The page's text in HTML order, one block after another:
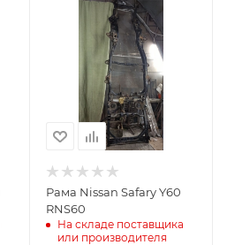
Рама Nissan Safary Y60
RNS60
На складе поставщика
или производителя